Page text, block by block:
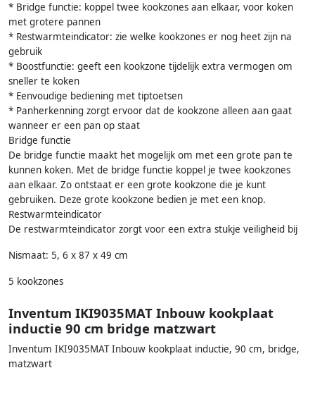
* Bridge functie: koppel twee kookzones aan elkaar, voor koken
met grotere pannen
* Restwarmteindicator: zie welke kookzones er nog heet zijn na
gebruik
* Boostfunctie: geeft een kookzone tijdelijk extra vermogen om
sneller te koken
* Eenvoudige bediening met tiptoetsen
* Panherkenning zorgt ervoor dat de kookzone alleen aan gaat
wanneer er een pan op staat
Bridge functie
De bridge functie maakt het mogelijk om met een grote pan te
kunnen koken. Met de bridge functie koppel je twee kookzones
aan elkaar. Zo ontstaat er een grote kookzone die je kunt
gebruiken. Deze grote kookzone bedien je met een knop.
Restwarmteindicator
De restwarmteindicator zorgt voor een extra stukje veiligheid bij
Nismaat: 5, 6 x 87 x 49 cm
5 kookzones
Inventum IKI9035MAT Inbouw kookplaat
inductie 90 cm bridge matzwart
Inventum IKI9035MAT Inbouw kookplaat inductie, 90 cm, bridge,
matzwart